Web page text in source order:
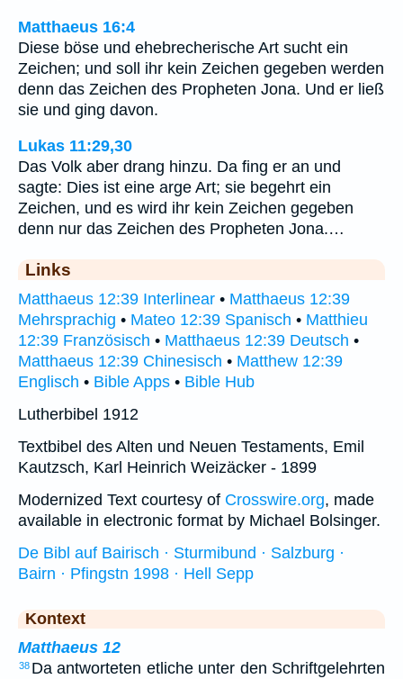
Matthaeus 16:4
Diese böse und ehebrecherische Art sucht ein
Zeichen; und soll ihr kein Zeichen gegeben werden
denn das Zeichen des Propheten Jona. Und er ließ
sie und ging davon.
Lukas 11:29,30
Das Volk aber drang hinzu. Da fing er an und
sagte: Dies ist eine arge Art; sie begehrt ein
Zeichen, und es wird ihr kein Zeichen gegeben
denn nur das Zeichen des Propheten Jona.…
Links
Matthaeus 12:39 Interlinear • Matthaeus 12:39
Mehrsprachig • Mateo 12:39 Spanisch • Matthieu
12:39 Französisch • Matthaeus 12:39 Deutsch •
Matthaeus 12:39 Chinesisch • Matthew 12:39
Englisch • Bible Apps • Bible Hub
Lutherbibel 1912
Textbibel des Alten und Neuen Testaments, Emil
Kautzsch, Karl Heinrich Weizäcker - 1899
Modernized Text courtesy of Crosswire.org, made
available in electronic format by Michael Bolsinger.
De Bibl auf Bairisch · Sturmibund · Salzburg ·
Bairn · Pfingstn 1998 · Hell Sepp
Kontext
Matthaeus 12
38 Da antworteten etliche unter den Schriftgelehrten